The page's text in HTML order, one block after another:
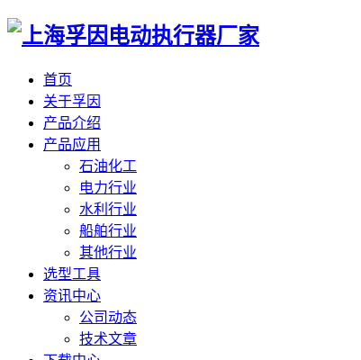
首页
关于孚因
产品介绍
产品应用
石油化工
电力行业
水利行业
船舶行业
其他行业
选型工具
资讯中心
公司动态
技术文章